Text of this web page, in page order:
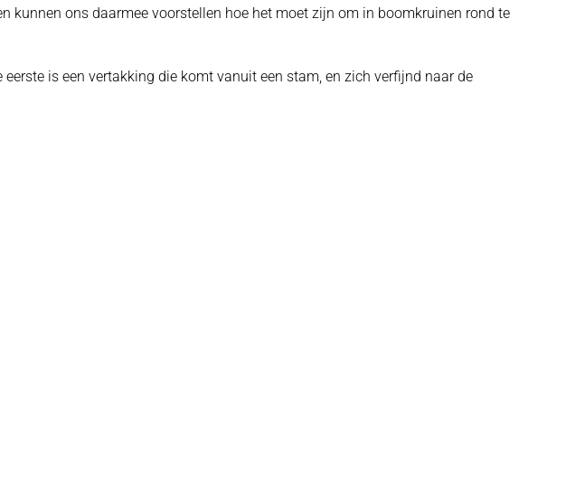
kunnen ons daarmee voorstellen hoe het moet zijn om in boomkruinen rond te
is een vertakking die komt vanuit een stam, en zich verfijnd naar de